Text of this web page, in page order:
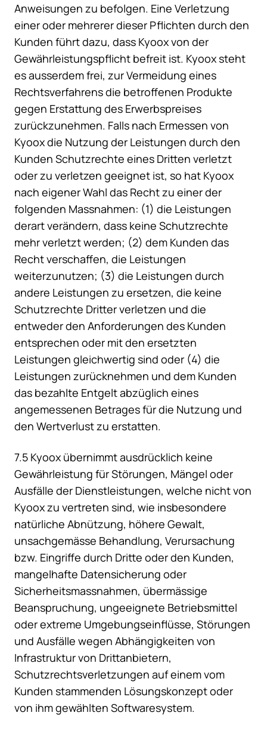
Anweisungen zu befolgen. Eine Verletzung
einer oder mehrerer dieser Pflichten durch den
Kunden führt dazu, dass Kyoox von der
Gewährleistungspflicht befreit ist. Kyoox steht
es ausserdem frei, zur Vermeidung eines
Rechtsverfahrens die betroffenen Produkte
gegen Erstattung des Erwerbspreises
zurückzunehmen. Falls nach Ermessen von
Kyoox die Nutzung der Leistungen durch den
Kunden Schutzrechte eines Dritten verletzt
oder zu verletzen geeignet ist, so hat Kyoox
nach eigener Wahl das Recht zu einer der
folgenden Massnahmen: (1) die Leistungen
derart verändern, dass keine Schutzrechte
mehr verletzt werden; (2) dem Kunden das
Recht verschaffen, die Leistungen
weiterzunutzen; (3) die Leistungen durch
andere Leistungen zu ersetzen, die keine
Schutzrechte Dritter verletzen und die
entweder den Anforderungen des Kunden
entsprechen oder mit den ersetzten
Leistungen gleichwertig sind oder (4) die
Leistungen zurücknehmen und dem Kunden
das bezahlte Entgelt abzüglich eines
angemessenen Betrages für die Nutzung und
den Wertverlust zu erstatten.
7.5 Kyoox übernimmt ausdrücklich keine
Gewährleistung für Störungen, Mängel oder
Ausfälle der Dienstleistungen, welche nicht von
Kyoox zu vertreten sind, wie insbesondere
natürliche Abnützung, höhere Gewalt,
unsachgemässe Behandlung, Verursachung
bzw. Eingriffe durch Dritte oder den Kunden,
mangelhafte Datensicherung oder
Sicherheitsmassnahmen, übermässige
Beanspruchung, ungeeignete Betriebsmittel
oder extreme Umgebungseinflüsse, Störungen
und Ausfälle wegen Abhängigkeiten von
Infrastruktur von Drittanbietern,
Schutzrechtsverletzungen auf einem vom
Kunden stammenden Lösungskonzept oder
von ihm gewählten Softwaresystem.